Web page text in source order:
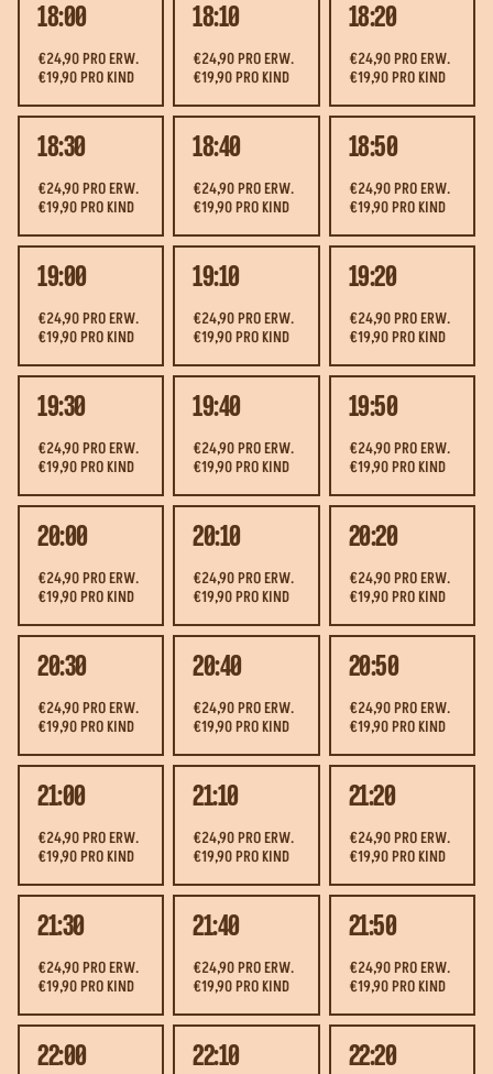
18:00
€24,90 PRO ERW.
€19,90 PRO KIND
18:10
€24,90 PRO ERW.
€19,90 PRO KIND
18:20
€24,90 PRO ERW.
€19,90 PRO KIND
18:30
€24,90 PRO ERW.
€19,90 PRO KIND
18:40
€24,90 PRO ERW.
€19,90 PRO KIND
18:50
€24,90 PRO ERW.
€19,90 PRO KIND
19:00
€24,90 PRO ERW.
€19,90 PRO KIND
19:10
€24,90 PRO ERW.
€19,90 PRO KIND
19:20
€24,90 PRO ERW.
€19,90 PRO KIND
19:30
€24,90 PRO ERW.
€19,90 PRO KIND
19:40
€24,90 PRO ERW.
€19,90 PRO KIND
19:50
€24,90 PRO ERW.
€19,90 PRO KIND
20:00
€24,90 PRO ERW.
€19,90 PRO KIND
20:10
€24,90 PRO ERW.
€19,90 PRO KIND
20:20
€24,90 PRO ERW.
€19,90 PRO KIND
20:30
€24,90 PRO ERW.
€19,90 PRO KIND
20:40
€24,90 PRO ERW.
€19,90 PRO KIND
20:50
€24,90 PRO ERW.
€19,90 PRO KIND
21:00
€24,90 PRO ERW.
€19,90 PRO KIND
21:10
€24,90 PRO ERW.
€19,90 PRO KIND
21:20
€24,90 PRO ERW.
€19,90 PRO KIND
21:30
€24,90 PRO ERW.
€19,90 PRO KIND
21:40
€24,90 PRO ERW.
€19,90 PRO KIND
21:50
€24,90 PRO ERW.
€19,90 PRO KIND
22:00 22:10 22:20